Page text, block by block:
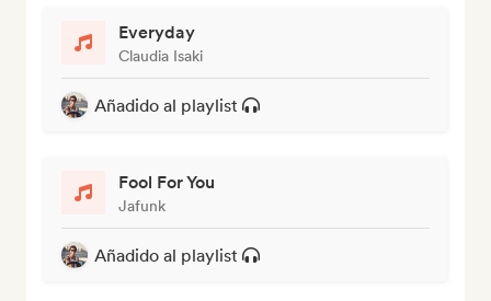
Everyday
Claudia Isaki
Añadido al playlist
Fool For You
Jafunk
Añadido al playlist